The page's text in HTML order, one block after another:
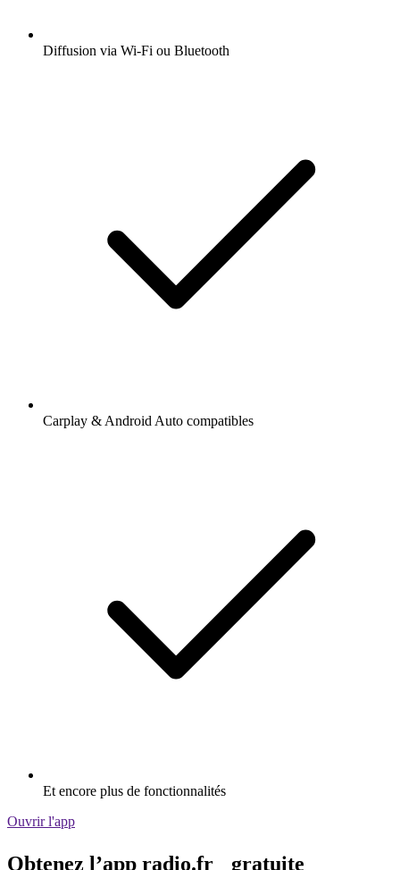
Diffusion via Wi-Fi ou Bluetooth
Carplay & Android Auto compatibles
Et encore plus de fonctionnalités
Ouvrir l'app
Obtenez l’app radio.fr gratuite